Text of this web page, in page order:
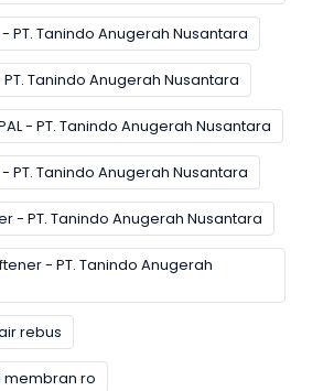
PT. Tanindo Anugerah Nusantara
PT. Tanindo Anugerah Nusantara
- PT. Tanindo Anugerah Nusantara
PT. Tanindo Anugerah Nusantara
- PT. Tanindo Anugerah Nusantara
- PT. Tanindo Anugerah
rebus
ro